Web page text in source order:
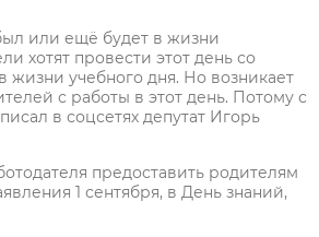
или ещё будет в жизни
хотят провести этот день со
жизни учебного дня. Но возникает
с работы в этот день. Потому с
в соцсетях депутат Игорь
предоставить родителям
1 сентября, в День знаний,